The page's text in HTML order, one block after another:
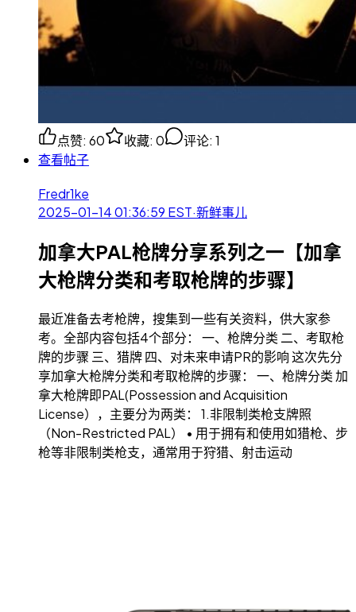
点赞: 60 收藏: 0 评论: 1
查看帖子
Fredr1ke
2025-01-14 01:36:59 EST·新鲜事儿
加拿大PAL枪牌分享系列之一【加拿
大枪牌分类和考取枪牌的步骤】
最近准备去考枪牌，搜集到一些有关资料，供大家参
考。全部内容包括4个部分： 一、枪牌分类 二、考取枪
牌的步骤 三、猎牌 四、对未来申请PR的影响 这次先分
享加拿大枪牌分类和考取枪牌的步骤： 一、枪牌分类 加
拿大枪牌即PAL(Possession and Acquisition
License），主要分为两类： 1.非限制类枪支牌照
（Non-Restricted PAL） • 用于拥有和使用如猎枪、步
枪等非限制类枪支，通常用于狩猎、射击运动